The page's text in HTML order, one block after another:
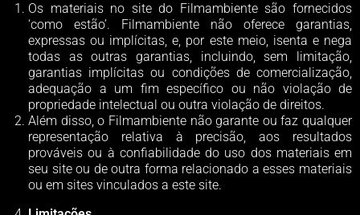
Os materiais no site do Filmambiente são fornecidos
‘como estão’. Filmambiente não oferece garantias,
expressas ou implícitas, e, por este meio, isenta e nega
todas as outras garantias, incluindo, sem limitação,
garantias implícitas ou condições de comercialização,
adequação a um fim específico ou não violação de
propriedade intelectual ou outra violação de direitos.
Além disso, o Filmambiente não garante ou faz qualquer
representação relativa à precisão, aos resultados
prováveis ​​ou à confiabilidade do uso dos materiais em
seu site ou de outra forma relacionado a esses materiais
ou em sites vinculados a este site.